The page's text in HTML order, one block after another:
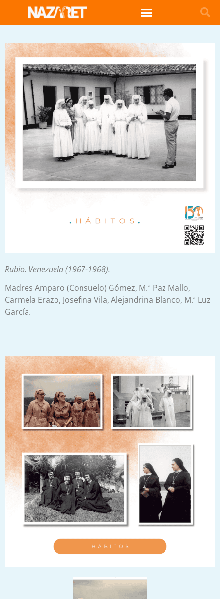
Rubio. Venezuela (1967-1968).
Madres Amparo (Consuelo) Gómez, M.ª Paz Mallo,
Carmela Erazo, Josefina Vila, Alejandrina Blanco, M.ª Luz
García.